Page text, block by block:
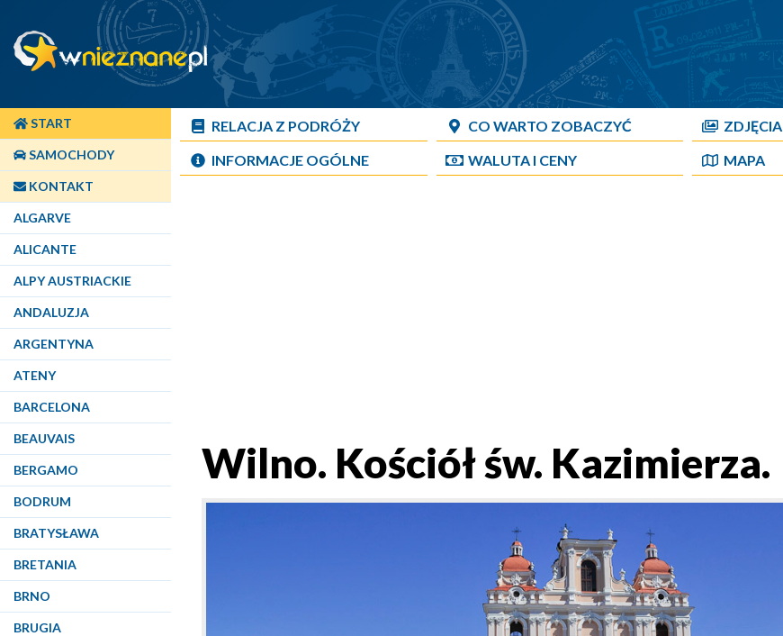
START
SAMOCHODY
KONTAKT
ALGARVE
ALICANTE
ALPY AUSTRIACKIE
ANDALUZJA
ARGENTYNA
ATENY
BARCELONA
BEAUVAIS
BERGAMO
BODRUM
BRATYSŁAWA
BRETANIA
BRNO
BRUGIA
RELACJA Z PODRÓŻY CO WARTO ZOBACZYĆ ZDJĘCIA
INFORMACJE OGÓLNE
WALUTA I CENY MAPA
Wilno. Kościół św. Kazimierza.